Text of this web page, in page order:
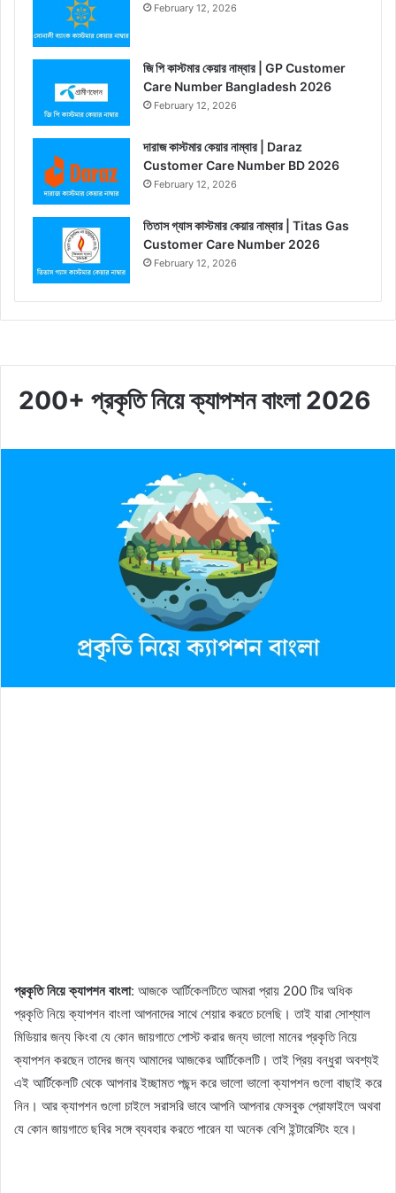
February 12, 2026
জি পি কাস্টমার কেয়ার নাম্বার | GP Customer
Care Number Bangladesh 2026
February 12, 2026
দারাজ কাস্টমার কেয়ার নাম্বার | Daraz
Customer Care Number BD 2026
February 12, 2026
তিতাস গ্যাস কাস্টমার কেয়ার নাম্বার | Titas Gas
Customer Care Number 2026
February 12, 2026